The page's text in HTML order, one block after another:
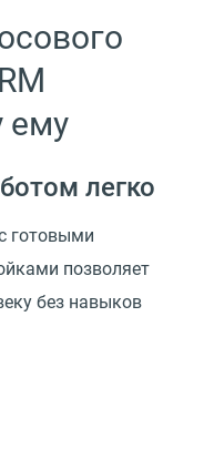
ему
легко
готовыми
позволяет
без навыков